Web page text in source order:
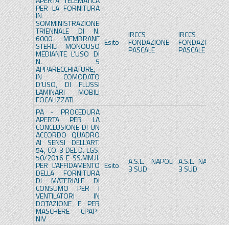
PER LA FORNITURA
IN
SOMMINISTRAZIONE
TRIENNALE DI N.
6000 MEMBRANE
STERILI MONOUSO
MEDIANTE L’USO DI
N. 5
APPARECCHIATURE,
IN COMODATO
D’USO, DI FLUSSI
LAMINARI MOBILI
FOCALIZZATI
Esito
IRCCS
FONDAZIONE
PASCALE
IRCCS
FONDAZIONE
PASCALE
PA - PROCEDURA
APERTA PER LA
CONCLUSIONE DI UN
ACCORDO QUADRO
AI SENSI DELL’ART.
54, CO. 3 DEL D. LGS.
50/2016 E SS.MM.II.
PER L’AFFIDAMENTO
DELLA FORNITURA
DI MATERIALE DI
CONSUMO PER I
VENTILATORI IN
DOTAZIONE E PER
MASCHERE CPAP-
NIV
Esito A.S.L. NAPOLI
3 SUD
A.S.L. NAPOLI
3 SUD